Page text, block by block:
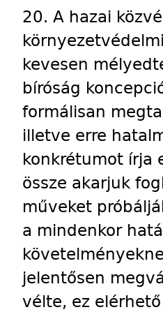
20. A hazai
kevesen
bíróság
formálisan
illetve erre
konkrétumot írja
össze akarjuk
műveket
a mindenkor
jelentősen
vélte, ez